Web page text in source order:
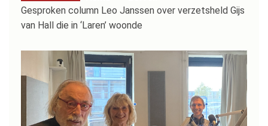
Gesproken column Leo Janssen over verzetsheld Gijs
van Hall die in ‘Laren’ woonde